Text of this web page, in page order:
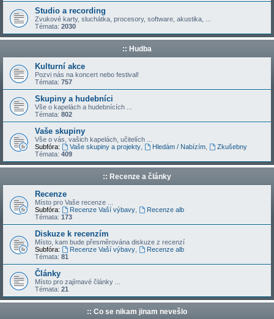
Studio a recording
Zvukové karty, sluchátka, procesory, software, akustika, ...
Témata: 2030
:: Hudba
Kulturní akce
Pozvi nás na koncert nebo festival!
Témata: 757
Skupiny a hudebníci
Vše o kapelách a hudebnících ...
Témata: 802
Vaše skupiny
Vše o vás, vašich kapelách, učitelích ...
Subfóra:
Vaše skupiny a projekty, Hledám / Nabízím,
Zkušebny
Témata: 409
:: Recenze a články
Recenze
Místo pro Vaše recenze ...
Subfóra:
Recenze Vaší výbavy,
Recenze alb
Témata: 173
Diskuze k recenzím
Místo, kam bude přesměrována diskuze z recenzí
Subfóra:
Recenze Vaší výbavy,
Recenze alb
Témata: 81
Články
Místo pro zajímavé články ...
Témata: 21
:: Co se nikam jinam nevešlo